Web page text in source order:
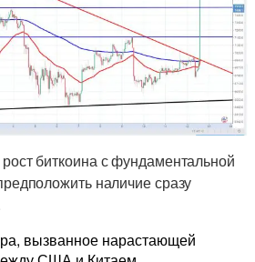
биткоина с фундаментальной
наличие сразу
вызванное нарастающей